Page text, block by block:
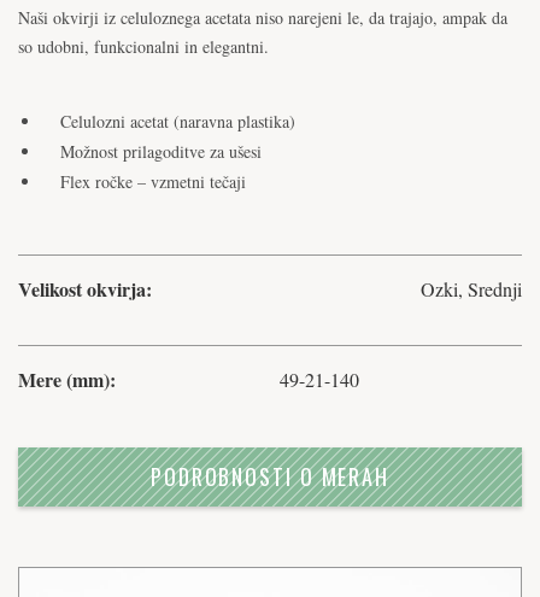
Naši okvirji iz celuloznega acetata niso narejeni le, da trajajo, ampak da
so udobni, funkcionalni in elegantni.
Celulozni acetat (naravna plastika)
Možnost prilagoditve za ušesi
Flex ročke – vzmetni tečaji
Velikost okvirja: Ozki, Srednji
Mere (mm): 49-21-140
PODROBNOSTI O MERAH